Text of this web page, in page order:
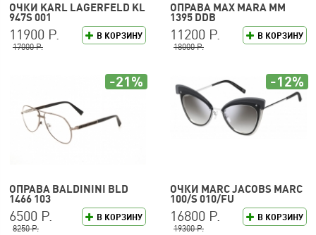
ОЧКИ KARL LAGERFELD KL
947S 001
В КОРЗИНУ
11900 Р.
17000 Р.
ОПРАВА MAX MARA MM
1395 DDB
В КОРЗИНУ
11200 Р.
18000 Р.
ОПРАВА BALDININI BLD
1466 103
В КОРЗИНУ
6500 Р.
8250 Р.
-21%
ОЧКИ MARC JACOBS MARC
100/S 010/FU
В КОРЗИНУ
16800 Р.
19300 Р.
-12%